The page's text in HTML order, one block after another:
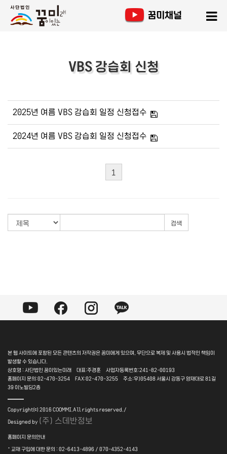
VBS 강습회 신청
2025년 여름 VBS 강습회 일정 신청접수
2024년 여름 VBS 강습회 일정 신청접수
1
검색
본 웹 사이트에 포함된 모든 콘텐츠의 저작권은 꿈미에게 있으며, 무단으로 복제 및 사용시 법적인 책임이
발생할 수 있습니다.
상호명 : 사단법인 꿈이있는미래 대표:주경훈 사업자등록번호:241-82-00193
홈페이지 문의:02-470-3254 FAX:02-470-3255 주소:우)05408 서울시 강동구 양재대로 81길
39 이노빌딩2층
――
Copyright⒞ 2016 COOMMI.All rights reserved./
Designed by (주) 스데반정보
홈페이지 문의안내
· 교재 구입에 대한 문의 : 02-6413-4896 / 070-4352-4143